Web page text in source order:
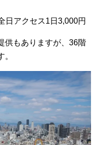
アクセス1日3,000円
供もありますが、36階